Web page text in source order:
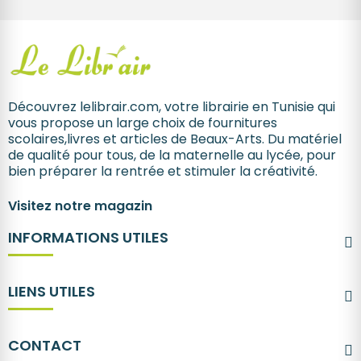
Découvrez lelibrair.com, votre librairie en Tunisie qui
vous propose un large choix de fournitures
scolaires,livres et articles de Beaux-Arts. Du matériel
de qualité pour tous, de la maternelle au lycée, pour
bien préparer la rentrée et stimuler la créativité.
Visitez notre magazin
INFORMATIONS UTILES
LIENS UTILES
CONTACT